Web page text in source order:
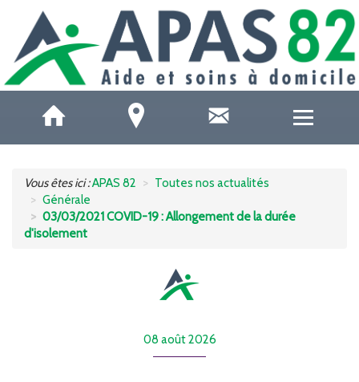
ACCUEILS DE JOUR
AIDE À DOMICILE
AIDE AUX AIDANTS
Vous êtes ici :APAS 82
Toutes nos actualités
Générale
03/03/2021 COVID-19 : Allongement de la durée
d'isolement
08 août 2026